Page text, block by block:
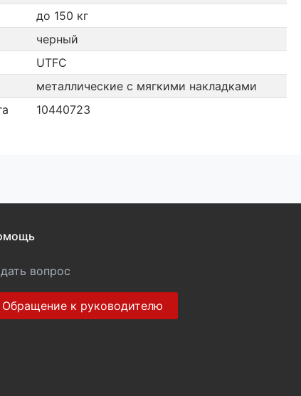
до 150 кг
черный
UTFC
металлические с мягкими накладками
10440723
вопрос
Обращение к руководителю